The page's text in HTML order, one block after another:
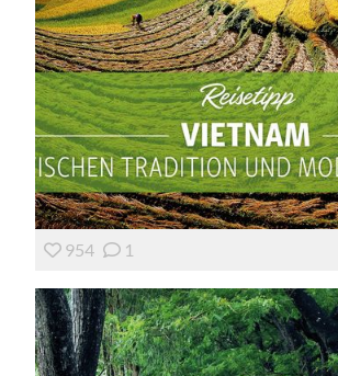
954 1